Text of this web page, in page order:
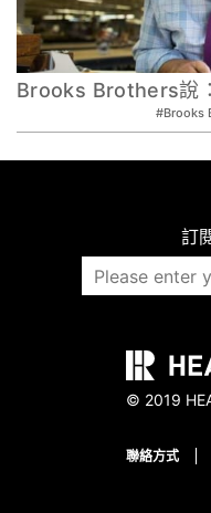
Brooks Brothers說
#Brooks
訂
© 2019
聯絡方式